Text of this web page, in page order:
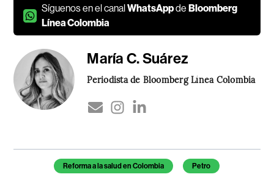
Síguenos en el canalWhatsAppdeBloomberg
Línea Colombia
María C. Suárez
Periodista de Bloomberg Línea Colombia
Temas de este artículo
Reforma a la salud en Colombia Petro